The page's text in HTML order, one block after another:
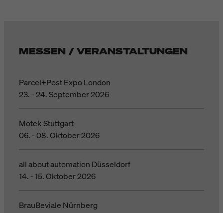
MESSEN / VERANSTALTUNGEN
Parcel+Post Expo London
23. - 24. September 2026
Motek Stuttgart
06. - 08. Oktober 2026
all about automation Düsseldorf
14. - 15. Oktober 2026
BrauBeviale Nürnberg